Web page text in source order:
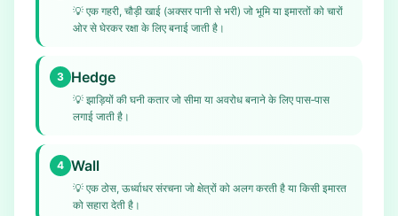
💡 एक गहरी, चौड़ी खाई (अक्सर पानी से भरी) जो भूमि या इमारतों को चारों
ओर से घेरकर रक्षा के लिए बनाई जाती है।
3 Hedge
💡 झाड़ियों की घनी कतार जो सीमा या अवरोध बनाने के लिए पास‑पास
लगाई जाती है।
4 Wall
💡 एक ठोस, ऊर्ध्वाधर संरचना जो क्षेत्रों को अलग करती है या किसी इमारत
को सहारा देती है।